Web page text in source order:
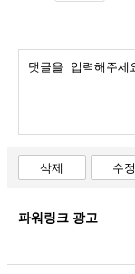
삭제 수정
파워링크 광고